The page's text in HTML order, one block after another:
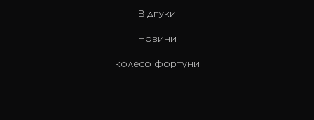
Відгуки
Новини
колесо фортуни